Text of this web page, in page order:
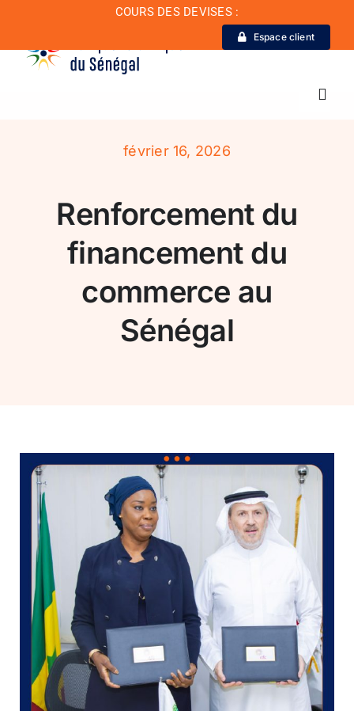
contenu
COURS DES DEVISES :
Espace client
Actualité
Conseil de conformité
Carrière
février 16, 2026
Renforcement du
financement du
commerce au
Sénégal